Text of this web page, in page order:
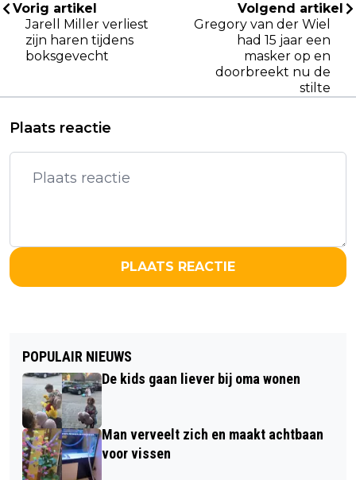
Vorig artikel
Jarell Miller verliest
zijn haren tijdens
boksgevecht
Volgend artikel
Gregory van der Wiel
had 15 jaar een
masker op en
doorbreekt nu de
stilte
Plaats reactie
PLAATS REACTIE
POPULAIR NIEUWS
De kids gaan liever bij oma wonen
Man verveelt zich en maakt achtbaan
voor vissen